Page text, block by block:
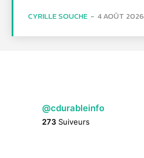
CYRILLE SOUCHE - 4 AOÛT 2026
@cdurableinfo
273 Suiveurs